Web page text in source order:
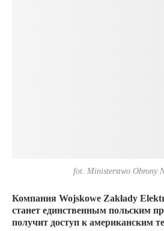
fot. Ministerstwo Obrony
Компания Wojskowe Zakłady
(WZE) станет
предприятием, которое